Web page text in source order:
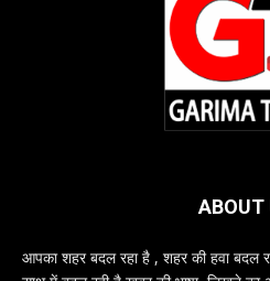
ABOUT
आपका शहर बदल रहा है , शहर की हवा बदल